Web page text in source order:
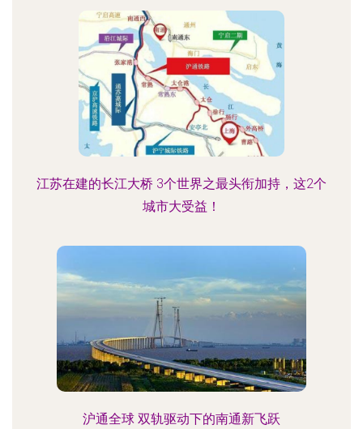
江苏在建的长江大桥 3个世界之最头衔加持，这2个
城市大受益！
沪通全球 双轨驱动下的南通新飞跃